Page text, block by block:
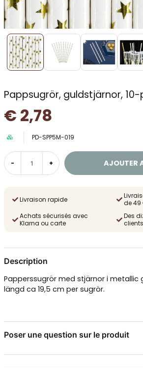
Pappsugrör, guldstjärnor,
€ 2,78
PD-SPP5M-019
- + AJOUTER
Livraison rapide
de 49
Achats sécurisés avec
Klarna ou carte
Des
Description
Papperssugrör med stjärnor i metallic
längd ca 19,5 cm per sugrör.
Poser une question sur le produit